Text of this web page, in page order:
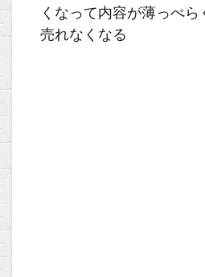
くなって内容が薄っぺら
売れなくなる